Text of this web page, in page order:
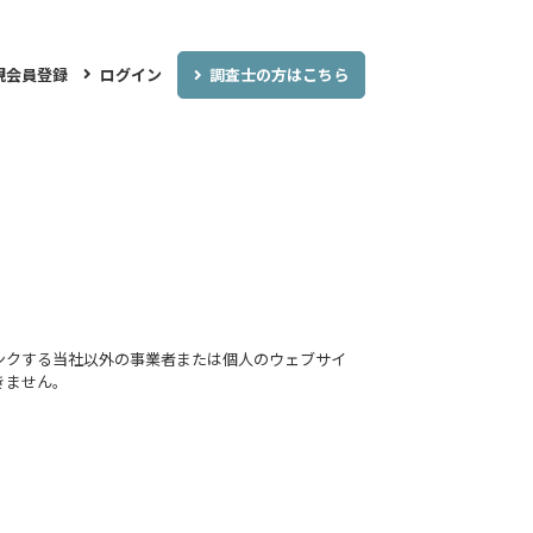
会員登録 ログイン 調査士の方はこちら
する当社以外の事業者または個人のウェブサイ
せん｡